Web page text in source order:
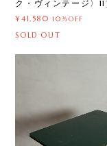
ク・ヴィンテージ〉
¥41,580 10%OFF
SOLD OUT